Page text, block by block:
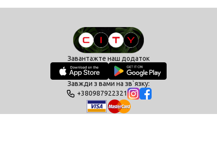
Завантажте наш додаток
Завжди з вами на зв`язку:
+380987922321